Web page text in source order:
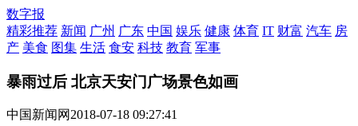
数字报
精彩推荐 新闻 广州 广东 中国 娱乐 健康 体育 IT 财富 汽车 房
产 美食 图集 生活 食安 科技 教育 军事
暴雨过后 北京天安门广场景色如画
中国新闻网2018-07-18 09:27:41